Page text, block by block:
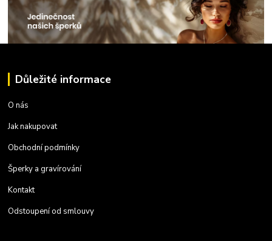
Důležité informace
O nás
Jak nakupovat
Obchodní podmínky
Šperky a gravírování
Kontakt
Odstoupení od smlouvy